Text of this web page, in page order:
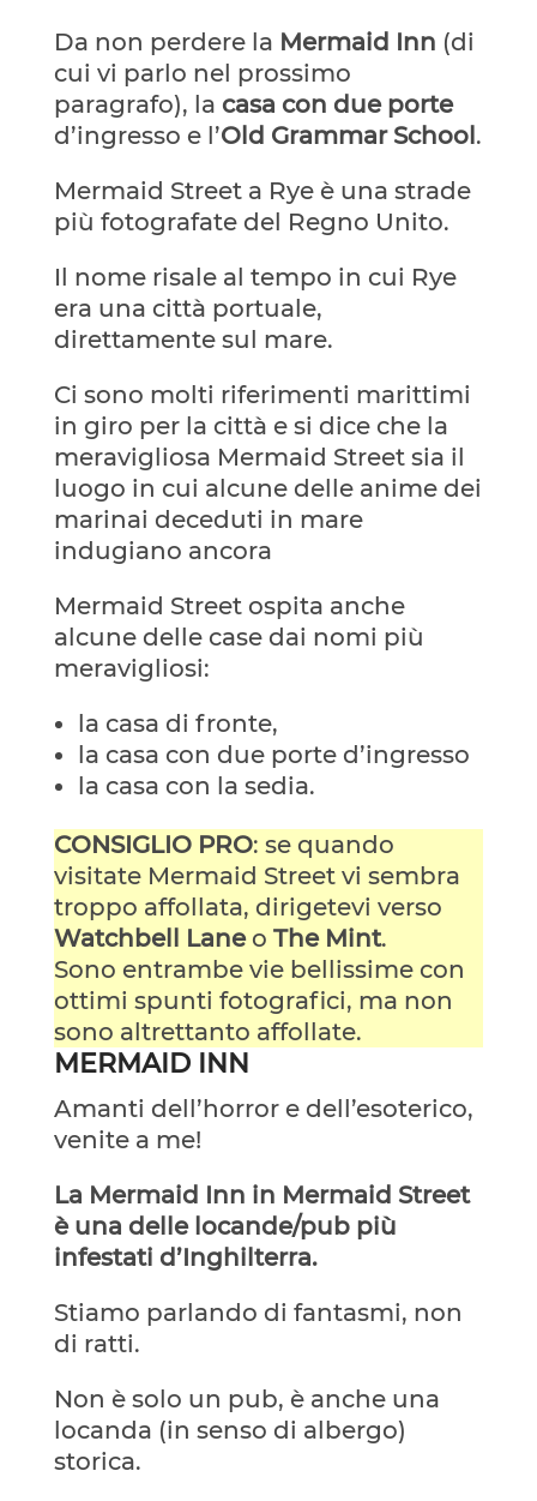
Da non perdere la Mermaid Inn (di
cui vi parlo nel prossimo
paragrafo), la casa con due porte
d’ingresso e l’Old Grammar School.
Mermaid Street a Rye è una strade
più fotografate del Regno Unito.
Il nome risale al tempo in cui Rye
era una città portuale,
direttamente sul mare.
Ci sono molti riferimenti marittimi
in giro per la città e si dice che la
meravigliosa Mermaid Street sia il
luogo in cui alcune delle anime dei
marinai deceduti in mare
indugiano ancora
Mermaid Street ospita anche
alcune delle case dai nomi più
meravigliosi:
la casa di fronte,
la casa con due porte d’ingresso
la casa con la sedia.
CONSIGLIO PRO: se quando
visitate Mermaid Street vi sembra
troppo affollata, dirigetevi verso
Watchbell Lane o The Mint.
Sono entrambe vie bellissime con
ottimi spunti fotografici, ma non
sono altrettanto affollate.
MERMAID INN
Amanti dell’horror e dell’esoterico,
venite a me!
La Mermaid Inn in Mermaid Street
è una delle locande/pub più
infestati d’Inghilterra.
Stiamo parlando di fantasmi, non
di ratti.
Non è solo un pub, è anche una
locanda (in senso di albergo)
storica.